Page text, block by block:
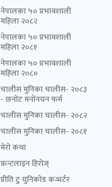
नेपालका ५० प्रभावशाली
महिला २०८२
नेपालका ५० प्रभावशाली
महिला २०८१
नेपालका ५० प्रभावशाली
महिला २०८०
चालीस मुनिका चालीस- २०८३
- छनोट मनोनयन फर्म
चालीस मुनिका चालीस- २०८२
चालीस मुनिका चालीस- २०८१
मेरो कथा
फ्रन्टलाइन हिरोज्
प्रीति टु युनिकोड कन्भर्टर